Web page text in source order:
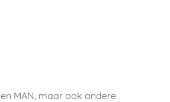
MAN, maar ook andere